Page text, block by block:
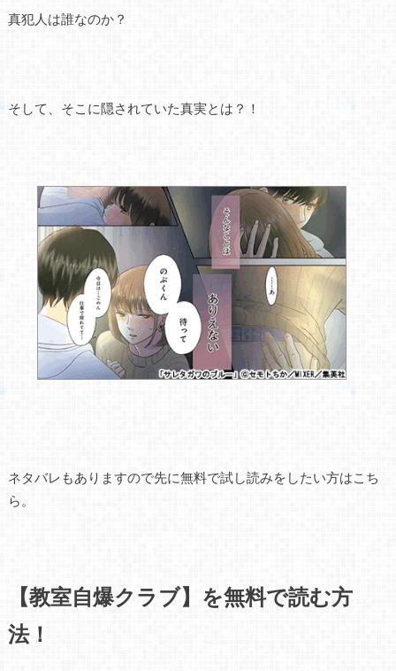
真犯人は誰なのか？
そして、そこに隠されていた真実とは？！
ネタバレもありますので先に無料で試し読みをしたい方はこち
ら。
【教室自爆クラブ】を無料で読む方
法！